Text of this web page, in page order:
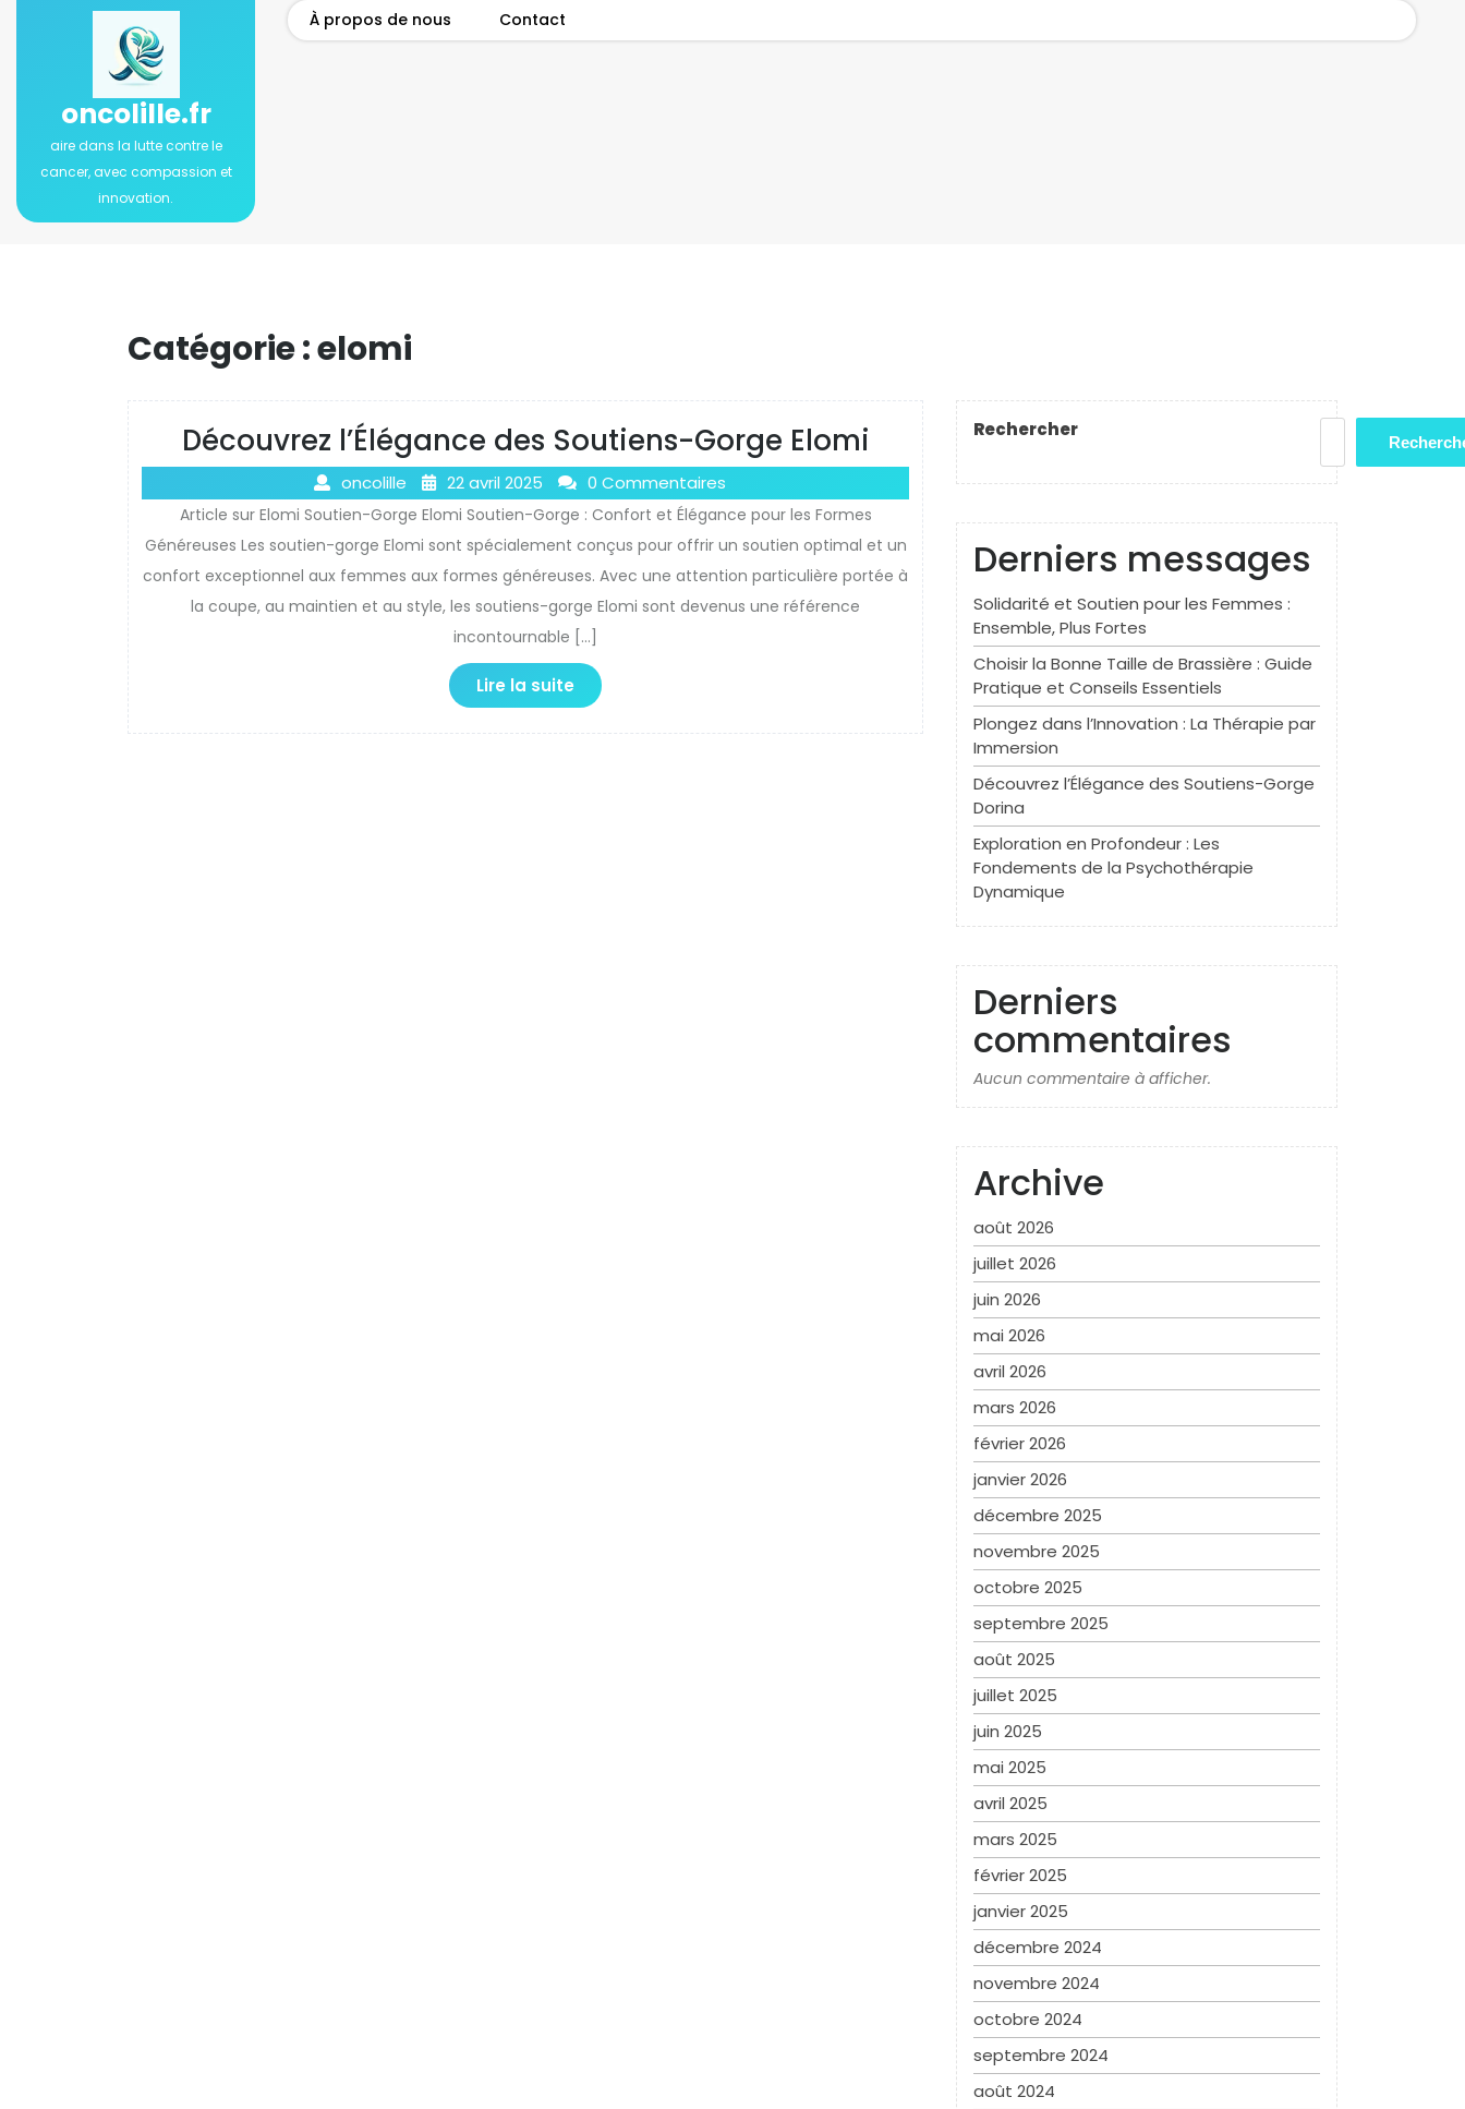
oncolille.fr
aire dans la lutte contre le
cancer, avec compassion et
innovation.
À propos de nous Contact
Catégorie :elomi
Découvrez l’Élégance des Soutiens-Gorge Elomi
oncolille 22 avril 2025 0 Commentaires
Article sur Elomi Soutien-Gorge Elomi Soutien-Gorge : Confort et Élégance pour les Formes
Généreuses Les soutien-gorge Elomi sont spécialement conçus pour offrir un soutien optimal et un
confort exceptionnel aux femmes aux formes généreuses. Avec une attention particulière portée à
la coupe, au maintien et au style, les soutiens-gorge Elomi sont devenus une référence
incontournable […]
Lire la suite
Rechercher
Derniers messages
Solidarité et Soutien pour les Femmes :
Ensemble, Plus Fortes
Choisir la Bonne Taille de Brassière : Guide
Pratique et Conseils Essentiels
Plongez dans l’Innovation : La Thérapie par
Immersion
Découvrez l’Élégance des Soutiens-Gorge
Dorina
Exploration en Profondeur : Les
Fondements de la Psychothérapie
Dynamique
Derniers
commentaires
Aucun commentaire à afficher.
Archive
août 2026
juillet 2026
juin 2026
mai 2026
avril 2026
mars 2026
février 2026
janvier 2026
décembre 2025
novembre 2025
octobre 2025
septembre 2025
août 2025
juillet 2025
juin 2025
mai 2025
avril 2025
mars 2025
février 2025
janvier 2025
décembre 2024
novembre 2024
octobre 2024
septembre 2024
août 2024